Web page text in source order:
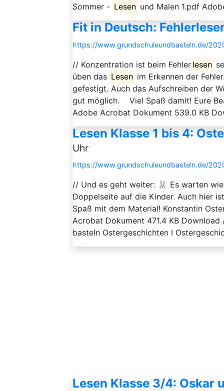
Sommer - Lesen und Malen 1.pdf
Fit in Deutsch:
https://www.grundschuleundbasteln.de/
// Konzentration ist beim Fehler lesen
üben das Lesen im Erkennen der
gefestigt. Auch das Aufschreiben der
gut möglich. Viel Spaß damit! Eure
Adobe Acrobat Dokument 539.0 KB
Lesen Klasse 1 bis 4:
Uhr
https://www.grundschuleundbasteln.de/
// Und es geht weiter: 🐰 Es warten
Doppelseite auf die Kinder. Auch hier
Spaß mit dem Material! Konstantin
Acrobat Dokument 471.4 KB
basteln Ostergeschichten I
Lesen Klasse 3/4: Oskar